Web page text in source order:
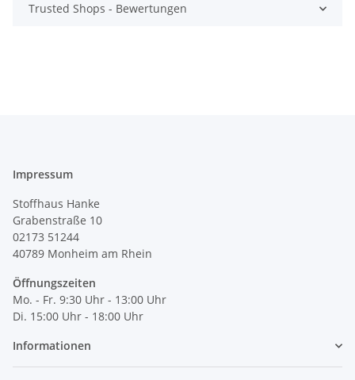
Trusted Shops - Bewertungen
Impressum
Stoffhaus Hanke
Grabenstraße 10
02173 51244
40789 Monheim am Rhein
Öffnungszeiten
Mo. - Fr. 9:30 Uhr - 13:00 Uhr
Di. 15:00 Uhr - 18:00 Uhr
Informationen